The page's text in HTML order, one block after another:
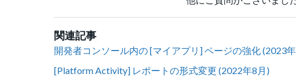
関連記事
開発者コンソール内の [マイアプリ] ページの強化 (2023
[Platform Activity] レポートの形式変更 (2022年8月)